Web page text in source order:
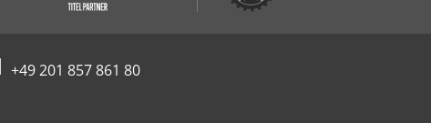
+49 201 857 861 80